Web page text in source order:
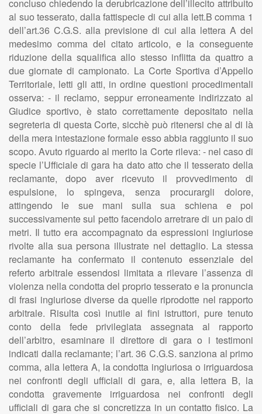
concluso chiedendo la derubricazione dell’illecito attribuito
al suo tesserato, dalla fattispecie di cui alla lett.B comma 1
dell’art.36 C.G.S. alla previsione di cui alla lettera A del
medesimo comma del citato articolo, e la conseguente
riduzione della squalifica allo stesso inflitta da quattro a
due giornate di campionato. La Corte Sportiva d’Appello
Territoriale, letti gli atti, in ordine questioni procedimentali
osserva: - il reclamo, seppur erroneamente indirizzato al
Giudice sportivo, è stato correttamente depositato nella
segreteria di questa Corte, sicchè può ritenersi che al di là
della mera intestazione formale esso abbia raggiunto il suo
scopo. Avuto riguardo al merito la Corte rileva: - nel caso di
specie l’Ufficiale di gara ha dato atto che il tesserato della
reclamante, dopo aver ricevuto il provvedimento di
espulsione, lo spingeva, senza procurargli dolore,
attingendo le sue mani sulla sua schiena e poi
successivamente sul petto facendolo arretrare di un paio di
metri. Il tutto era accompagnato da espressioni ingiuriose
rivolte alla sua persona illustrate nel dettaglio. La stessa
reclamante ha confermato il contenuto essenziale del
referto arbitrale essendosi limitata a rilevare l’assenza di
violenza nella condotta del proprio tesserato e la pronuncia
di frasi ingiuriose diverse da quelle riprodotte nel rapporto
arbitrale. Risulta così inutile ai fini istruttori, pure tenuto
conto della fede privilegiata assegnata al rapporto
dell’arbitro, esaminare il direttore di gara o i testimoni
indicati dalla reclamante; l’art. 36 C.G.S. sanziona al primo
comma, alla lettera A, la condotta ingiuriosa o irriguardosa
nei confronti degli ufficiali di gara, e, alla lettera B, la
condotta gravemente irriguardosa nei confronti degli
ufficiali di gara che si concretizza in un contatto fisico. La